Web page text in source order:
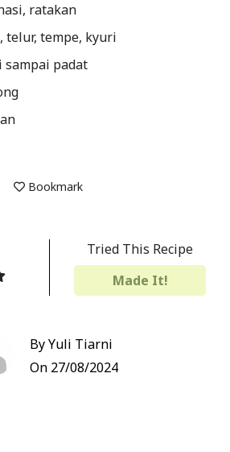
ratakan
telur, tempe, kyuri
sampai padat
Bookmark
Tried This Recipe
Made It!
By Yuli Tiarni
On 27/08/2024